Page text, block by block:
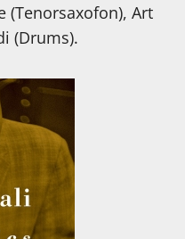
(Tenorsaxofon), Art
(Drums).